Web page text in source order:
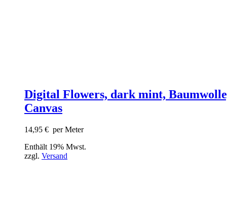
Digital Flowers, dark mint,
Canvas
14,95 € per Meter
Enthält 19% Mwst.
zzgl. Versand